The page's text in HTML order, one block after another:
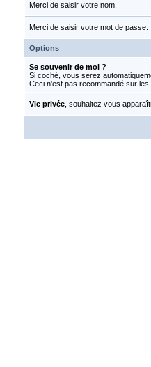
Merci de saisir votre nom.
Merci de saisir votre mot de passe.
Options
Se souvenir de moi ?
Si coché, vous serez
Ceci n'est pas recommandé sur les
Vie privée, souhaitez vous